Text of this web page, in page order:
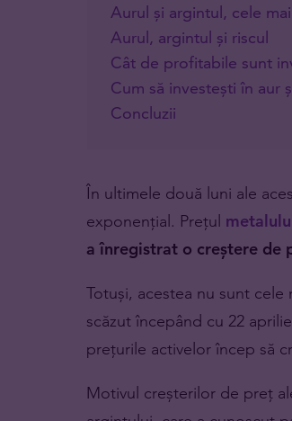
Aurul și argintul, cele
Aurul, argintul și riscul
Cât de profitabile sunt
Cum să investești în aur
Concluzii
În ultimele două luni ale
exponențial. Prețul
a înregistrat o creștere de
Totuși, acestea nu sunt
scăzut începând cu 22
prețurile activelor încep să
Motivul creșterilor de preț